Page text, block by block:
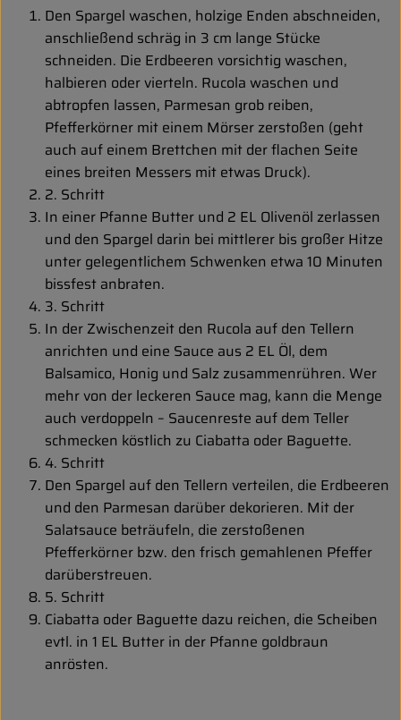
Biokorb so geht`s
Pferdepension & Reitbetrieb
Firmenkunden
Den Spargel waschen, holzige Enden abschneiden,
anschließend schräg in 3 cm lange Stücke
schneiden. Die Erdbeeren vorsichtig waschen,
halbieren oder vierteln. Rucola waschen und
abtropfen lassen, Parmesan grob reiben,
Pfefferkörner mit einem Mörser zerstoßen (geht
auch auf einem Brettchen mit der flachen Seite
eines breiten Messers mit etwas Druck).
2. Schritt
In einer Pfanne Butter und 2 EL Olivenöl zerlassen
und den Spargel darin bei mittlerer bis großer Hitze
unter gelegentlichem Schwenken etwa 10 Minuten
bissfest anbraten.
3. Schritt
In der Zwischenzeit den Rucola auf den Tellern
anrichten und eine Sauce aus 2 EL Öl, dem
Balsamico, Honig und Salz zusammenrühren. Wer
mehr von der leckeren Sauce mag, kann die Menge
auch verdoppeln – Saucenreste auf dem Teller
schmecken köstlich zu Ciabatta oder Baguette.
4. Schritt
Den Spargel auf den Tellern verteilen, die Erdbeeren
und den Parmesan darüber dekorieren. Mit der
Salatsauce beträufeln, die zerstoßenen
Pfefferkörner bzw. den frisch gemahlenen Pfeffer
darüberstreuen.
5. Schritt
Ciabatta oder Baguette dazu reichen, die Scheiben
evtl. in 1 EL Butter in der Pfanne goldbraun
anrösten.